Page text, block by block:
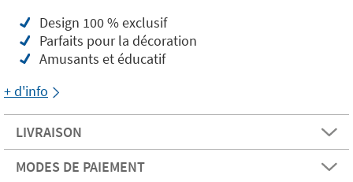
Design 100 % exclusif
Parfaits pour la décoration
Amusants et éducatif
+ d'info
LIVRAISON
MODES DE PAIEMENT